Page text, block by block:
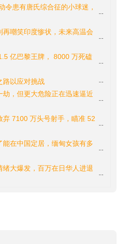
令患有唐氏综合征的小球迷，
--
嘲笑印度惨状，未来高温会
--
亿巴黎王牌， 8000 万死磕
--
路以应对挑战 --
，但更大危险正在迅速逼近
--
弃 7100 万头号射手，瞄准 52
--
在中国定居，缅甸女孩有多
--
大爆发，百万在日华人进退
--